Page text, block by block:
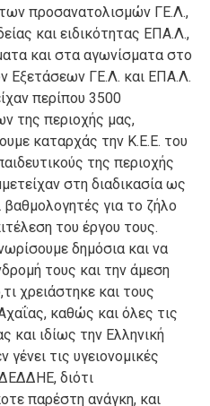
προσανατολισμών ΓΕ.Λ.,
και ειδικότητας ΕΠΑ.Λ.,
και στα αγωνίσματα στο
Εξετάσεων ΓΕ.Λ. και ΕΠΑ.Λ.
περίπου 3500
της περιοχής μας,
καταρχάς την Κ.Ε.Ε. του
της περιοχής
στη διαδικασία ως
για το ζήλο
του έργου τους.
δημόσια και να
τους και την άμεση
χρειάστηκε και τους
καθώς και όλες τις
και ιδίως την Ελληνική
γένει τις υγειονομικές
διότι
παρέστη ανάγκη, και